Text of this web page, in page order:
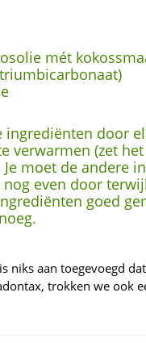
mét
door
verwarmen (zet
Je moet de andere
even door
goed
niks aan toegevoegd
trokken we ook